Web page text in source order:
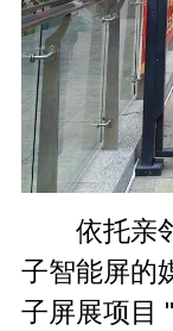
依托亲
子智能屏的
子屏展项目